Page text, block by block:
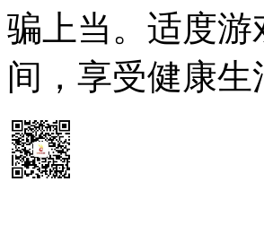
骗上当。适度
间，享受健康生